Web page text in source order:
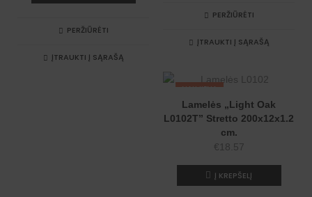
PERŽIŪRĖTI
ĮTRAUKTI Į SĄRAŠĄ
PERŽIŪRĖTI
ĮTRAUKTI Į SĄRAŠĄ
NAUJIENA
Lamelės „Light Oak
L0102T” Stretto 200x12x1.2
cm.
€18.57
Į KREPŠELĮ